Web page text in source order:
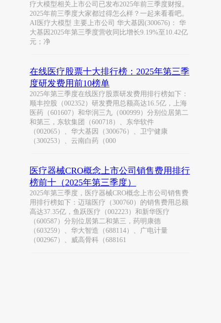
疗大模型相关上市公司已发布2025年前三季度财报。
2025年前三季度大家都过得怎么样？一起来看看吧。
AI医疗大模型 主要上市公司 华大基因(300676)： 华
大基因2025年第三季度营收同比增长9.19%至10.42亿
元；净
在线医疗股票十大排行榜：2025年第三季
度研发费用前10榜单
2025年第三季度在线医疗股票研发费用排行榜如下：
顺丰控股（002352）研发费用总额高达16.5亿，上海
医药（601607）和华润三九（000999）分别位居第二
和第三，东软集团（600718）、东华软件
（002065）、华大基因（300676）、卫宁健康
（300253）、云南白药（000
医疗器械CRO概念上市公司销售费用排行
榜前十（2025年第三季度）
2025年第三季度，医疗器械CRO概念上市公司销售费
用排行榜如下：迈瑞医疗（300760）的销售费用总额
高达37.35亿，鱼跃医疗（002223）和新华医疗
（600587）分别位居第二和第三，药明康德
（603259）、华大智造（688114）、广电计量
（002967）、威高骨科（688161